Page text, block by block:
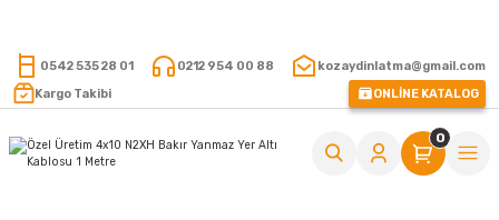
0542 535 28 01 0212 954 00 88
kozaydinlatma@gmail.com
Kargo Takibi
ONLİNE KATALOG
0